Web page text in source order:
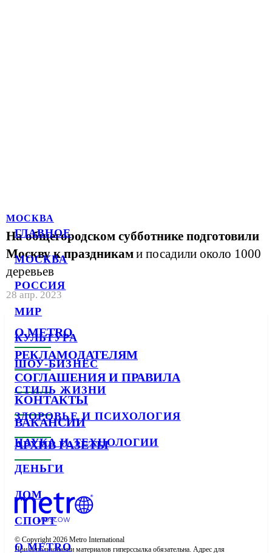
ГЛАВНОЕ
МОСКВА
РОССИЯ
МИР
КУЛЬТУРА
ШОУ-БИЗНЕС
СТИЛЬ ЖИЗНИ
ЗДОРОВЬЕ И ПСИХОЛОГИЯ
НАУКА И ТЕХНОЛОГИИ
ДЕНЬГИ
ДОМ
СПОРТ
О METRO
МОСКВА
На общегородском субботнике подготовили
Москву к праздниками посадили около 1000
деревьев
28 апр. 2023
О METRO
РЕКЛАМОДАТЕЛЯМ
СОГЛАШЕНИЯ И ПРАВИЛА
КОНТАКТЫ
ВАКАНСИИ
АРХИВ ГАЗЕТЫ
© Copyright 2026 Metro International
При использовании материалов гиперссылка обязательна. Адрес для